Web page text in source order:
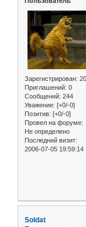
Зарегистрирован:
Приглашений: 0
Сообщений: 244
Уважение: [+0/-0]
Позитив: [+0/-0]
Провел на форуме:
Не определено
Последний визит:
2006-07-05 19:59:14
Soldat